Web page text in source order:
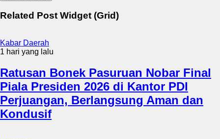
Related Post Widget (Grid)
Kabar Daerah
1 hari yang lalu
Ratusan Bonek Pasuruan Nobar Final
Piala Presiden 2026 di Kantor PDI
Perjuangan, Berlangsung Aman dan
Kondusif